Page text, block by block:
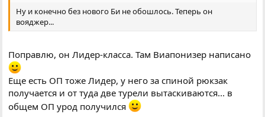
Ну и конечно без нового Би не обошлось. Теперь он
вояджер...
Поправлю, он Лидер-класса. Там Виапонизер написано
Еще есть ОП тоже Лидер, у него за спиной рюкзак
получается и от туда две турели вытаскиваются... в
общем ОП урод получился